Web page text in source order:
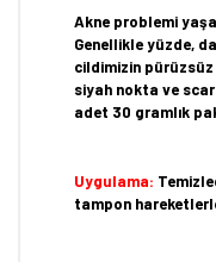
Akne problemi
Genellikle yüzde,
cildimizin pürüzsüz
siyah nokta ve
adet 30 gramlık
Uygulama:
tampon